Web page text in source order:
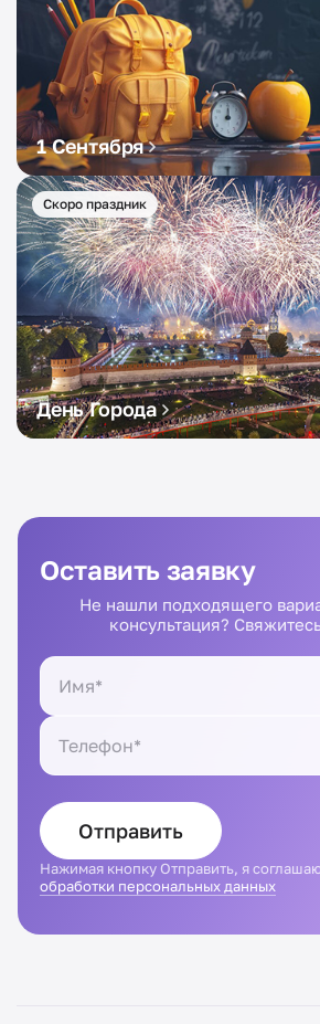
1 Сентября
Скоро праздник
День Города
Оставить заявку
Не нашли подходящего
консультация?
Отправить
Нажимая кнопку Отправить, я
обработки персональных данных